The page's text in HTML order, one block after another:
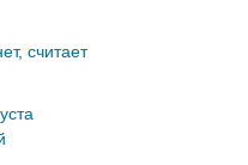
считает